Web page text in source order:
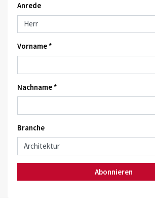
Anrede
Vorname *
Nachname *
Branche
Abonnieren